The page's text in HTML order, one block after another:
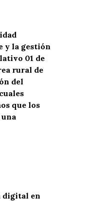
y la gestión
01 de
rural de
del
que los
digital en